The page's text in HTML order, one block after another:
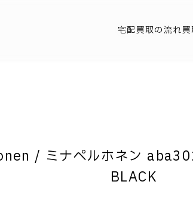
宅配買取の流れ
/ ミナペルホネン
BLACK